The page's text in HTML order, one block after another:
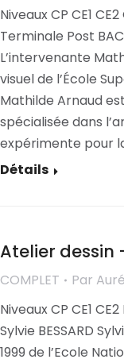
Niveaux CP CE1
Terminale Post
L’intervenante
visuel de l’École
Mathilde Arnaud
spécialisée dans
expérimente pour
Détails
Atelier dessin
COMPLET Par
Niveaux CP CE1
Sylvie BESSARD
1999 de l’Ecole